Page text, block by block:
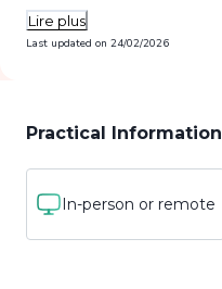
Lire plus
Last updated on 24/02/2026
Practical Information
In-person or remote